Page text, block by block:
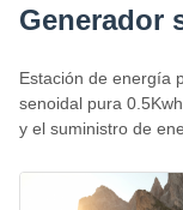
Generador
Estación de energía
senoidal pura
y el suministro de